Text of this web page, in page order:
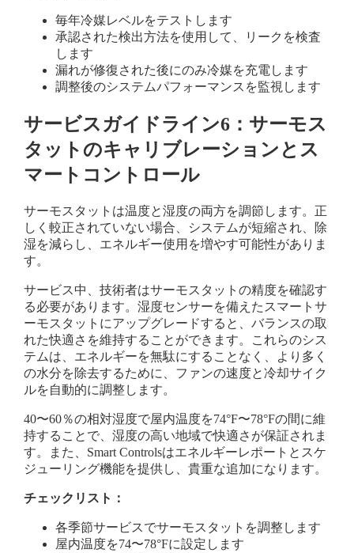
毎年冷媒レベルをテストします
承認された検出方法を使用して、リークを検査
します
漏れが修復された後にのみ冷媒を充電します
調整後のシステムパフォーマンスを監視します
サービスガイドライン6：サーモス
タットのキャリブレーションとス
マートコントロール
サーモスタットは温度と湿度の両方を調節します。正
しく較正されていない場合、システムが短縮され、除
湿を減らし、エネルギー使用を増やす可能性がありま
す。
サービス中、技術者はサーモスタットの精度を確認す
る必要があります。湿度センサーを備えたスマートサ
ーモスタットにアップグレードすると、バランスの取
れた快適さを維持することができます。これらのシス
テムは、エネルギーを無駄にすることなく、より多く
の水分を除去するために、ファンの速度と冷却サイク
ルを自動的に調整します。
40〜60％の相対湿度で屋内温度を74°F〜78°Fの間に維
持することで、湿度の高い地域で快適さが保証されま
す。また、Smart Controlsはエネルギーレポートとスケ
ジューリング機能を提供し、貴重な追加になります。
チェックリスト：
各季節サービスでサーモスタットを調整します
屋内温度を74〜78°Fに設定します